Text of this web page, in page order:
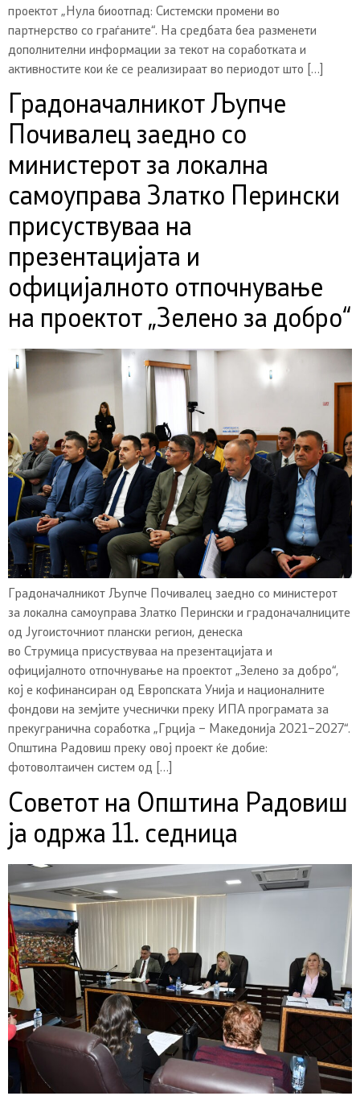
проектот „Нула биоотпад: Системски промени во
партнерство со граѓаните“. На средбата беа разменети
дополнителни информации за текот на соработката и
активностите кои ќе се реализираат во периодот што […]
Градоначалникот Љупче
Почивалец заедно со
министерот за локална
самоуправа Златко Перински
присуствуваа на
презентацијата и
официјалното отпочнување
на проектот „Зелено за добро“
Градоначалникот Љупче Почивалец заедно со министерот
за локална самоуправа Златко Перински и градоначалниците
од Југоисточниот плански регион, денеска
во Струмица присуствуваа на презентацијата и
официјалното отпочнување на проектот „Зелено за добро“,
кој е кофинансиран од Европската Унија и националните
фондови на земјите учеснички преку ИПА програмата за
прекугранична соработка „Грција – Македонија 2021–2027“.
Општина Радовиш преку овој проект ќе добие:
фотоволтаичен систем од […]
Советот на Општина Радовиш
ја одржа 11. седница